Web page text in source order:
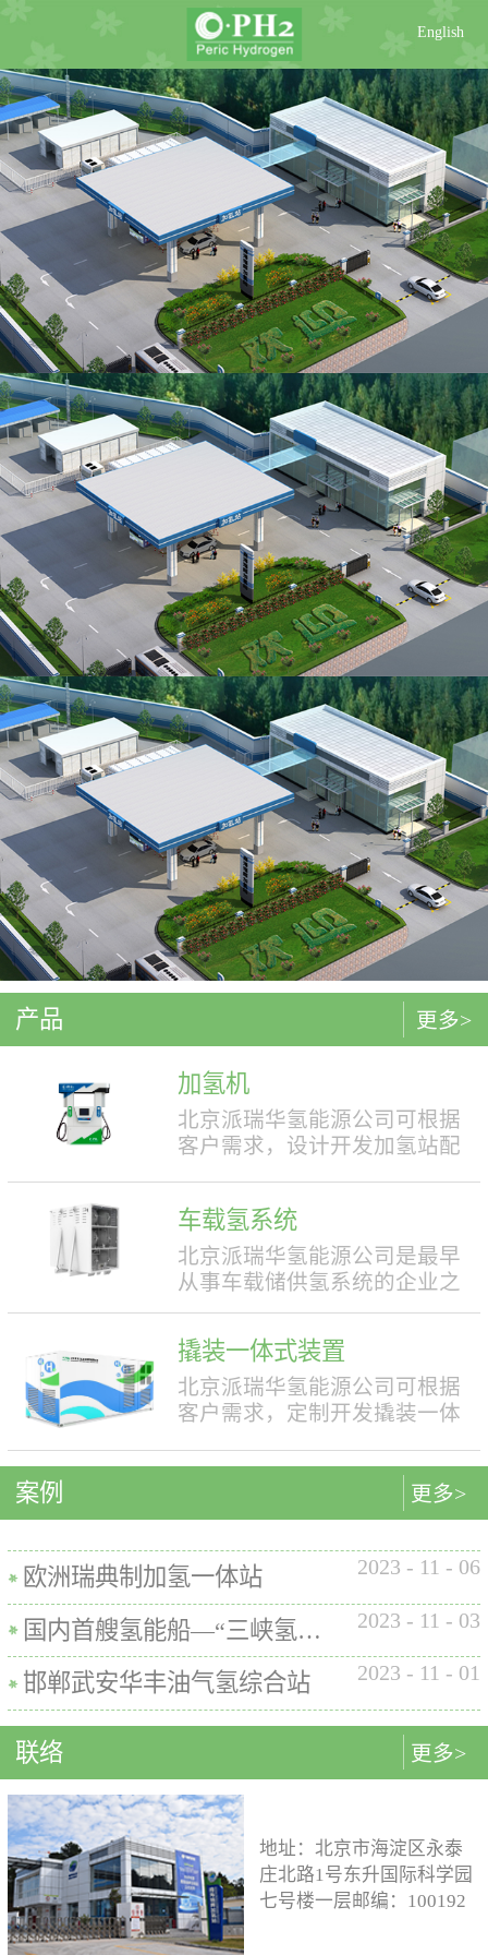
English
产品
加氢机
北京派瑞华氢能源公司可根据
客户需求，设计开发加氢站配
结构设计合理，便于操作，外
形美观，安全性强。具有双面
液晶显示屏，能支持IC卡、移
需求，定制满足中国标准（例
如GB50516, GB/T 43674等）、
欧盟标准（例如IEC 60069, EN
内的使用要求。公司的产品已
在国内、欧盟、日本、塞尔维
数表常规工作压力等级35MPa /
70MPa / 35&70MPa流量范围
0.1~7.2 kg/min计量精度±1%可
选加氢枪TK16或TK17或TK25
加氢枪数量单枪或双枪红外通
讯可选配预冷可选配防爆等级
（参考）II 3 G Ex h ia db mb eb
车载氢系统
北京派瑞华氢能源公司是最早
从事车载储供氢系统的企业之
一，拥有丰富的车载储供氢系
统项目经验，公司具有5000套
年生产能力。公司可根据客户
需求，对不同车型提供合理且
最优的设计方案，并根据安装
求进行定制化的设计，为客户
匹配最佳的设计方案。车载氢
系统设计制造遵循GB/T
26990、GB/T 29126、GB/T
24549等标准。公司车载氢系统
氢系统主要包括加氢模块、储
氢模块、供氢模块以及控制模
块。车载储供氢系统所有管
路、阀门及接头等采用不与高
压氢气介质发生化学反应的材
料。电气元件及线束均具有防
水、阻燃防爆的功能；车载储
供氢系统及其附属零部件均通
过高低温、盐雾、IP防护等级
等相关型式试验，以保证氢系
统的安全性及稳定性；氢系统
支架、加注口等均通过检验验
证；系统具备防过压、防过
撬装一体式装置
北京派瑞华氢能源公司可根据
客户需求，定制开发撬装一体
体可细分为大型撬装装置、小
型撬装装置、制氢加氢一体机
和小型加氢装置，以上装置在
国内、欧盟、日本等地得到应
用。撬装一体式制氢、储氢、
地小，节省空间，维护维修方
便。2. 各模块紧密融合，运行
效率高。3. 节能环保。撬装一
体式装置性能参数表制氢能力
500Nm3以下加氢等级
100~1000kg/d氢气压缩额定工作
压力45MPa/87.5MPa氢气加注额
定工作压力35MPa/70MPa环境
温度-40~+50℃参考标准T/ZSA
235-2024, GB50516, GB 50177,
GB/T 43674, IEC 60069, EN ISO
80079等。
更多>
案例
欧洲瑞典制加氢一体站 2023 - 11 - 06
国内首艘氢能船—“三峡氢舟1”号船载氢系统 2023 - 11 - 03
邯郸武安华丰油气氢综合站 2023 - 11 - 01
更多>
更多>
联络
地址：北京市海淀区永泰
庄北路1号东升国际科学园
七号楼一层邮编：100192